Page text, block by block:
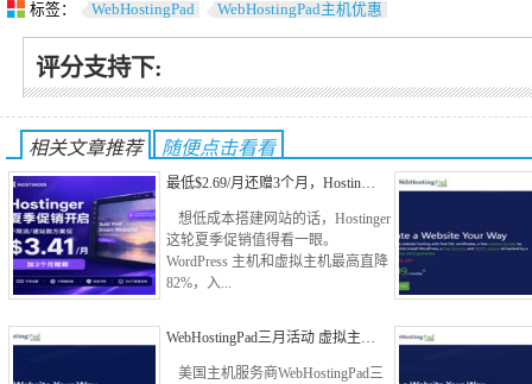
标签： WebHostingPad WebHostingPad主机优惠
评分支持下:
相关文章推荐 随便点击看看
最低$2.69/月还赠3个月，Hostin…
想低成本搭建网站的话，Hostinger
这轮夏季促销值得看一眼。
WordPress 主机和虚拟主机最高直降
82%，入...
WebHostingPad三月活动 虚拟主…
美国主机服务商WebHostingPad三